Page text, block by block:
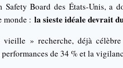
Safety Board des États-Unis, a
monde : la sieste idéale devrait
vieille » recherche, déjà
de 34 % et la